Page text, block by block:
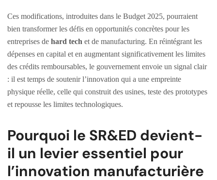
Ces modifications, introduites dans le Budget 2025, pourraient
bien transformer les défis en opportunités concrètes pour les
entreprises de hard tech et de manufacturing. En réintégrant les
dépenses en capital et en augmentant significativement les limites
des crédits remboursables, le gouvernement envoie un signal clair
: il est temps de soutenir l’innovation qui a une empreinte
physique réelle, celle qui construit des usines, teste des prototypes
et repousse les limites technologiques.
Pourquoi le SR&ED devient-
il un levier essentiel pour
l’innovation manufacturière